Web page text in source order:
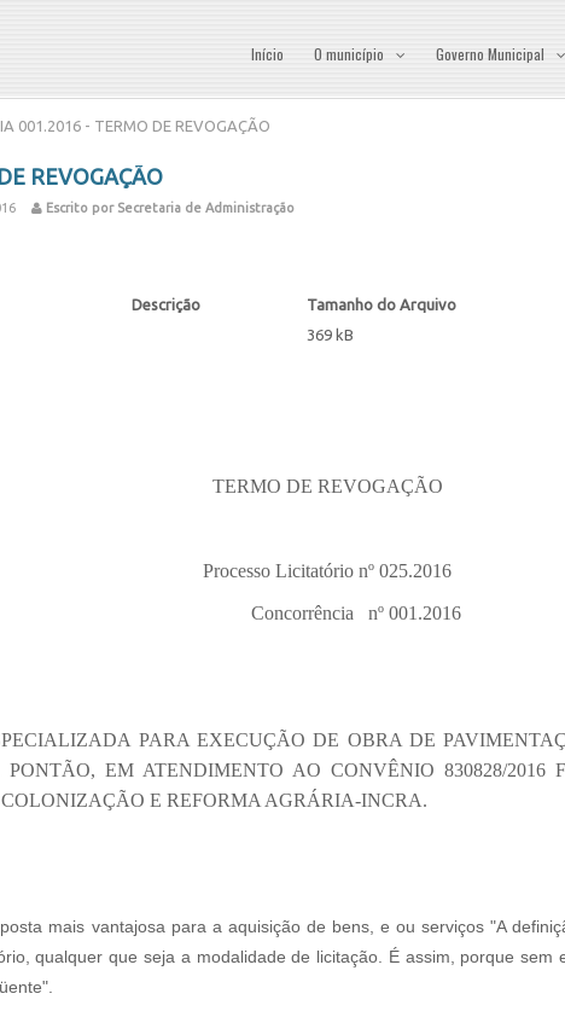
Início O município Governo Municipal
001.2016 - TERMO DE REVOGAÇÃO
REVOGAÇÃO
Escrito por Secretaria de Administração
Descrição Tamanho do Arquivo
369 kB
TERMO DE REVOGAÇÃO
Processo Licitatório nº 025.2016
Concorrência nº 001.2016
PARA EXECUÇÃO DE OBRA DE
EM ATENDIMENTO AO CONVÊNIO 830828/2016
E REFORMA AGRÁRIA-INCRA.
mais vantajosa para a aquisição de bens, e ou serviços "A
qualquer que seja a modalidade de licitação. É assim, porque